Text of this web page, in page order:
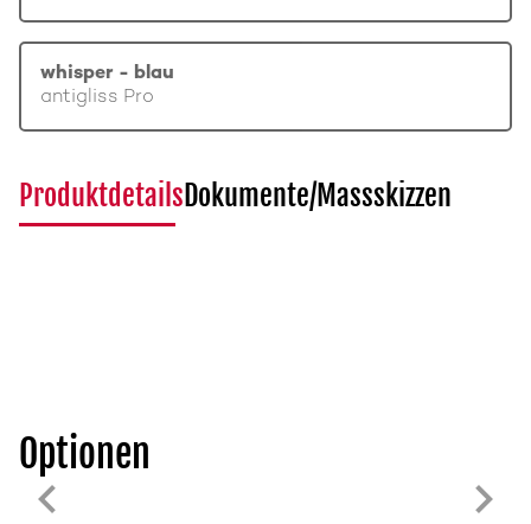
whisper - blau
antigliss Pro
ProduktdetailsDokumente/Massskizzen
Optionen